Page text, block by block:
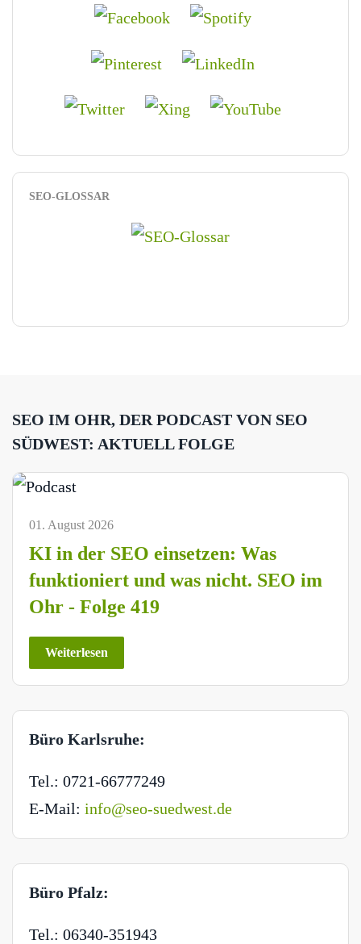
SEO-GLOSSAR
SEO IM OHR, DER PODCAST VON SEO
SÜDWEST: AKTUELL FOLGE
01. August 2026
KI in der SEO einsetzen: Was
funktioniert und was nicht. SEO im
Ohr - Folge 419
Weiterlesen
Büro Karlsruhe:
Tel.: 0721-66777249
E-Mail: info@seo-suedwest.de
Büro Pfalz:
Tel.: 06340-351943